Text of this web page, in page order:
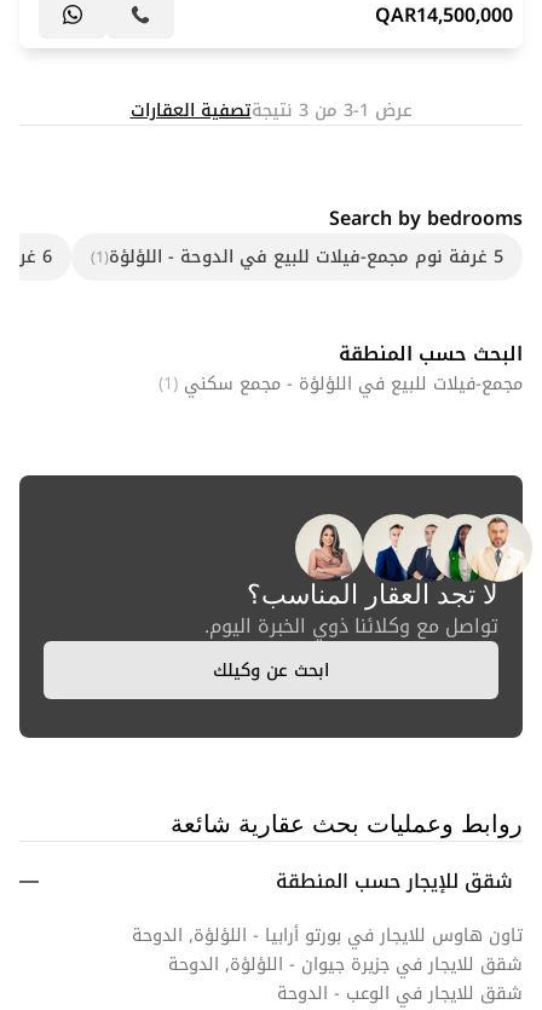
14,500,000
QAR
عرض 1-3 من 3 نتيجة تصفية العقارات
Search by bedrooms
5 غرفة نوم مجمع-فيلات للبيع في الدوحة - اللؤلؤة (1) 6 غرفة نوم مجمع-فيلات للبيع في الدوحة - اللؤلؤة
البحث حسب المنطقة
مجمع-فيلات للبيع في اللؤلؤة - مجمع سكني (1)
لا تجد العقار المناسب؟
تواصل مع وكلائنا ذوي الخبرة اليوم.
ابحث عن وكيلك
روابط وعمليات بحث عقارية شائعة
شقق للإيجار حسب المنطقة
تاون هاوس للايجار في بورتو أرابيا - اللؤلؤة, الدوحة
شقق للايجار في جزيرة جيوان - اللؤلؤة, الدوحة
شقق للايجار في الوعب - الدوحة